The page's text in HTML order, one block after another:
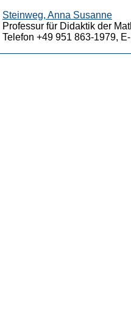
Steinweg, Anna Susanne
Professur für Didaktik der
Telefon +49 951 863-1979,